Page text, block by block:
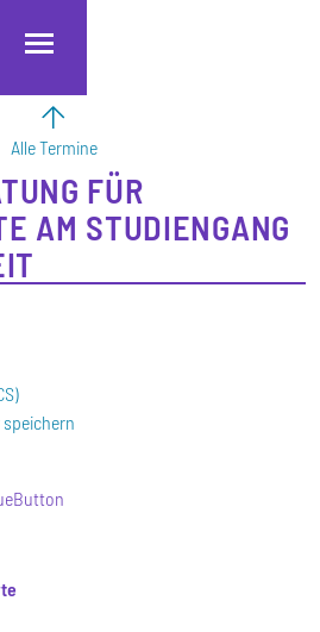
Alle Termine
FÜR
AM STUDIENGANG
speichern